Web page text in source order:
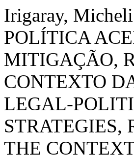
Irigaray,
POLÍTICA
MITIGAÇÃO,
CONTEXTO
LEGAL-
THE